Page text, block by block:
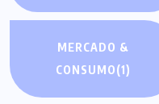
MERCADO &
CONSUMO(1)